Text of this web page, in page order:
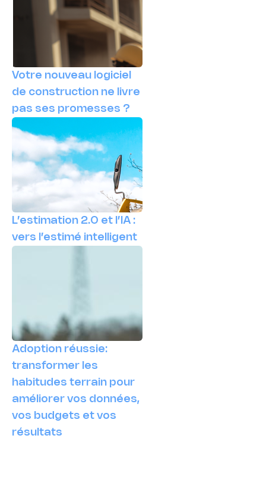
Votre nouveau logiciel
de construction ne livre
pas ses promesses ?
L’estimation 2.0 et l’IA :
vers l’estimé intelligent
Adoption réussie:
transformer les
habitudes terrain pour
améliorer vos données,
vos budgets et vos
résultats